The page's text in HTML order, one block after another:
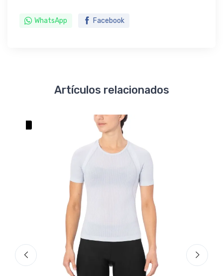
WhatsApp Facebook
Artículos relacionados